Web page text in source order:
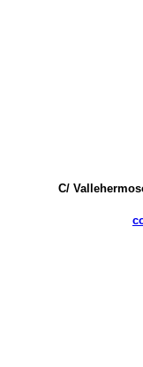
C/